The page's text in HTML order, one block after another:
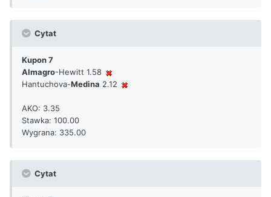
Cytat
Kupon 7
Almagro-Hewitt 1.58
Hantuchova-Medina 2.12
AKO: 3.35
Stawka: 100.00
Wygrana: 335.00
Cytat